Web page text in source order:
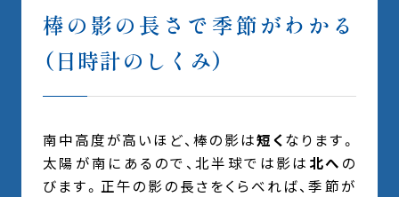
棒の影の長さで季節がわかる
（日時計のしくみ）
南中高度が高いほど、棒の影は短くなります。
太陽が南にあるので、北半球では影は 北へ の
びます。正午の影の長さをくらべれば、季節が